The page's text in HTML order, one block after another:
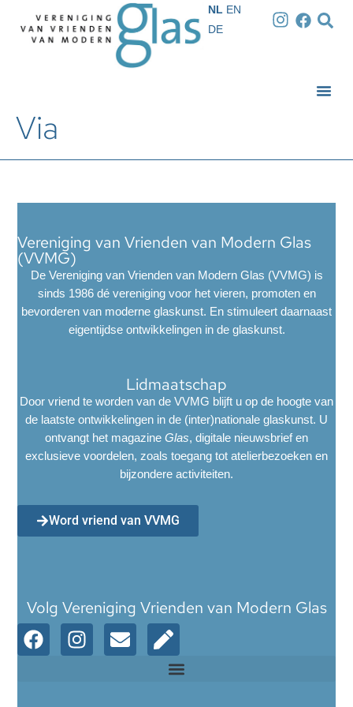
NL EN
DE
Via
Vereniging van Vrienden van Modern Glas
(VVMG)
De Vereniging van Vrienden van Modern Glas (VVMG) is
sinds 1986 dé vereniging voor het vieren, promoten en
bevorderen van moderne glaskunst. En stimuleert daarnaast
eigentijdse ontwikkelingen in de glaskunst.
Lidmaatschap
Door vriend te worden van de VVMG blijft u op de hoogte van
de laatste ontwikkelingen in de (inter)nationale glaskunst. U
ontvangt het magazine Glas, digitale nieuwsbrief en
exclusieve voordelen, zoals toegang tot atelierbezoeken en
bijzondere activiteiten.
Word vriend van VVMG
Volg Vereniging Vrienden van Modern Glas